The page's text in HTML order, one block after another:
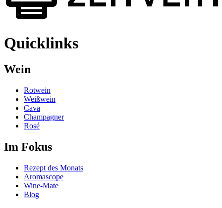
Quicklinks
Wein
Rotwein
Weißwein
Cava
Champagner
Rosé
Im Fokus
Rezept des Monats
Aromascope
Wine-Mate
Blog